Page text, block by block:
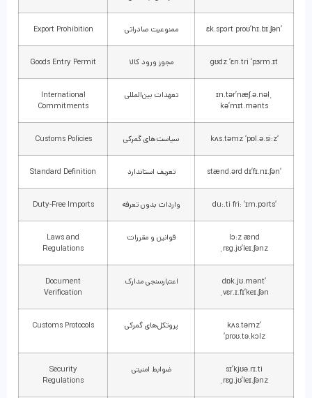
‘ɛk.spɔrt proʊ’hɪ.bɪ.ʃən ممنوعیت صادراتی Export Prohibition
gʊdz ‘ɛn.tri ‘pɜrm.ɪt مجوز ورود کالا Goods Entry Permit
ˌɪn.tər’næʃ.ə.nəl
kə’mɪt.mənts
تعهدات بین‌المللی
International
Commitments
‘kʌs.təmz ‘pɒl.ə.si:z سیاست‌های گمرکی Customs Policies
‘stænd.ərd dɪ’fɪ.nɪ.ʃən تعریف استاندارد Standard Definition
‘du:.ti fri: ‘ɪm.pɔrts واردات بدون تعرفه Duty-Free Imports
lɔ:z ænd
ˌrɛg.jʊ’leɪ.ʃənz
قوانین و مقررات
Laws and
Regulations
‘dɒk.jʊ.mənt
ˌvɛr.ɪ.fɪ’keɪ.ʃən
اعتبارسنجی مدارک
Document
Verification
‘kʌs.təmz
‘proʊ.tə.kɔlz
پروتکل‌های گمرکی Customs Protocols
sɪ’kjʊə.rɪ.ti
ˌrɛg.jʊ’leɪ.ʃənz
ضوابط امنیتی
Security
Regulations